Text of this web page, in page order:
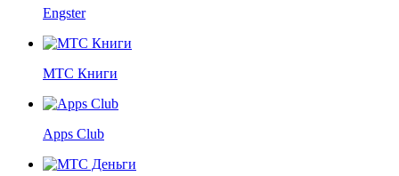
Engster
МТС Книги
Apps Club